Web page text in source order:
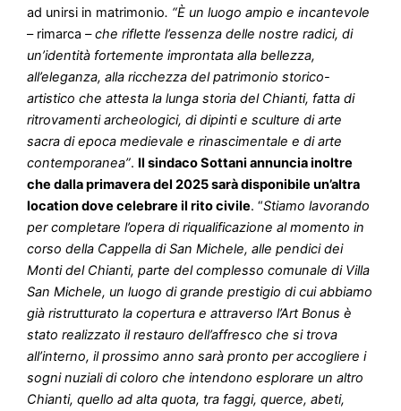
ad unirsi in matrimonio. “È un luogo ampio e incantevole
– rimarca – che riflette l’essenza delle nostre radici, di
un’identità fortemente improntata alla bellezza,
all’eleganza, alla ricchezza del patrimonio storico-
artistico che attesta la lunga storia del Chianti, fatta di
ritrovamenti archeologici, di dipinti e sculture di arte
sacra di epoca medievale e rinascimentale e di arte
contemporanea”. Il sindaco Sottani annuncia inoltre
che dalla primavera del 2025 sarà disponibile un’altra
location dove celebrare il rito civile. “Stiamo lavorando
per completare l’opera di riqualificazione al momento in
corso della Cappella di San Michele, alle pendici dei
Monti del Chianti, parte del complesso comunale di Villa
San Michele, un luogo di grande prestigio di cui abbiamo
già ristrutturato la copertura e attraverso l’Art Bonus è
stato realizzato il restauro dell’affresco che si trova
all’interno, il prossimo anno sarà pronto per accogliere i
sogni nuziali di coloro che intendono esplorare un altro
Chianti, quello ad alta quota, tra faggi, querce, abeti,